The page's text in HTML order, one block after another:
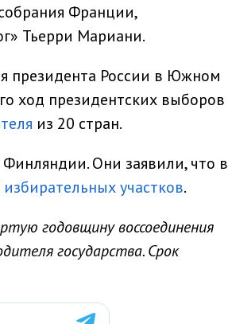
Франции,
Тьерри Мариани.
президента России в Южном
ход президентских выборов
из 20 стран.
Они заявили, что в
участков.
годовщину воссоединения
государства. Срок